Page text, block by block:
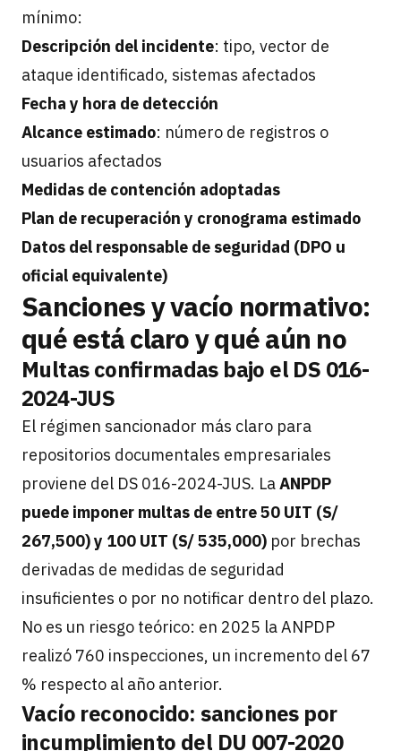
mínimo:
Descripción del incidente: tipo, vector de
ataque identificado, sistemas afectados
Fecha y hora de detección
Alcance estimado: número de registros o
usuarios afectados
Medidas de contención adoptadas
Plan de recuperación y cronograma estimado
Datos del responsable de seguridad (DPO u
oficial equivalente)
Sanciones y vacío normativo:
qué está claro y qué aún no
Multas confirmadas bajo el DS 016-
2024-JUS
El régimen sancionador más claro para
repositorios documentales empresariales
proviene del DS 016-2024-JUS. LaANPDP
puede imponer multas de entre 50 UIT (S/
267,500) y 100 UIT (S/ 535,000) por brechas
derivadas de medidas de seguridad
insuficientes o por no notificar dentro del plazo.
No es un riesgo teórico: en 2025 la ANPDP
realizó 760 inspecciones, un incremento del 67
% respecto al año anterior.
Vacío reconocido: sanciones por
incumplimiento del DU 007-2020